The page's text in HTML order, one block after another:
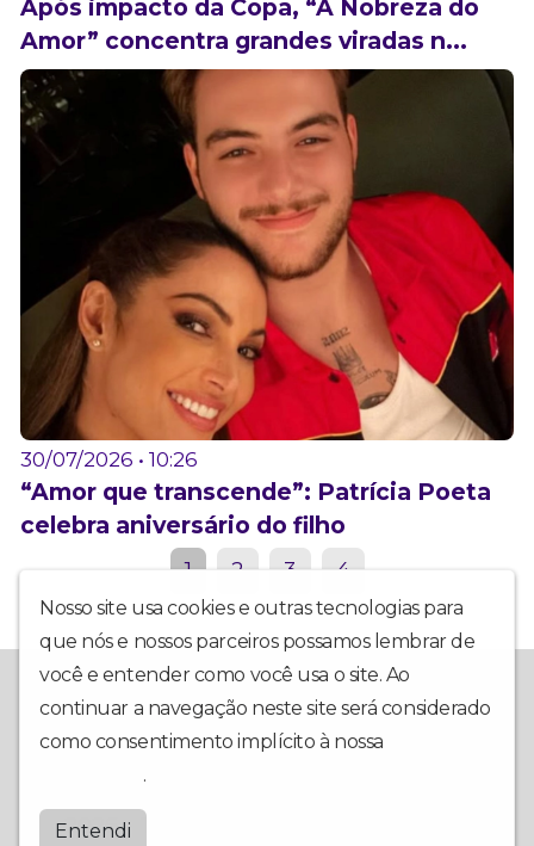
Após impacto da Copa, “A Nobreza do
Amor” concentra grandes viradas n...
30/07/2026 • 10:26
“Amor que transcende”: Patrícia Poeta
celebra aniversário do filho
1 2 3 4
Nosso site usa cookies e outras tecnologias para
que nós e nossos parceiros possamos lembrar de
você e entender como você usa o site. Ao
continuar a navegação neste site será considerado
como consentimento implícito à nossa
.
Entendi
Luziânia FM é o ponto de encontro dos ouvintes com a rádio!
Tudo isso de forma simples, rápida e conectada com a das
região. A Luziânia FM também na internet, 24 horas no ar!
Copyright © RÁDIO LUZIÂNIA FM 98.1Mhz
2026 - Todos os direitos reservados.